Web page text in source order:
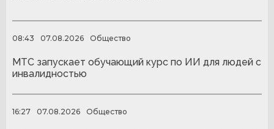
08:43 07.08.2026 Общество
МТС запускает обучающий курс по ИИ для людей с
инвалидностью
16:27 07.08.2026 Общество